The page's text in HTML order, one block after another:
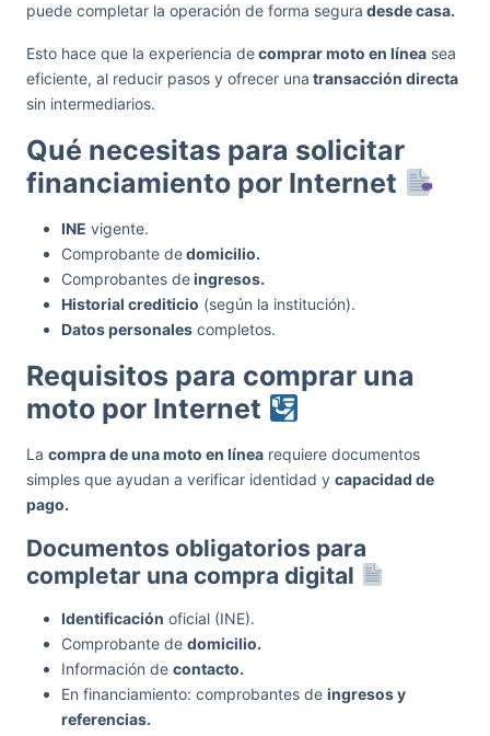
puede completar la operación de forma segura desde casa.
Esto hace que la experiencia decomprar moto en línea sea
eficiente, al reducir pasos y ofrecer una transacción directa
sin intermediarios.
Qué necesitas para solicitar
financiamiento por Internet
INE vigente.
Comprobante dedomicilio.
Comprobantes deingresos.
Historial crediticio (según la institución).
Datos personales completos.
Requisitos para comprar una
moto por Internet
La compra de una moto en línea requiere documentos
simples que ayudan a verificar identidad y capacidad de
pago.
Documentos obligatorios para
completar una compra digital
Identificación oficial (INE).
Comprobante de domicilio.
Información de contacto.
En financiamiento: comprobantes de ingresos y
referencias.